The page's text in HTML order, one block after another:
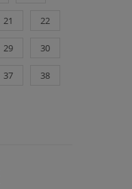
21 22
29 30
37 38